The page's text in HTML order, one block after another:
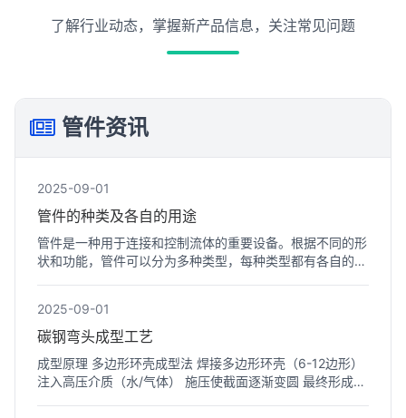
了解行业动态，掌握新产品信息，关注常见问题
管件资讯
2025-09-01
管件的种类及各自的用途
管件是一种用于连接和控制流体的重要设备。根据不同的形
状和功能，管件可以分为多种类型，每种类型都有各自的用
2025-09-01
碳钢弯头成型工艺
成型原理 多边形环壳成型法 焊接多边形环壳（6-12边形）
注入高压介质（水/气体） 施压使截面逐渐变圆 最终形成标